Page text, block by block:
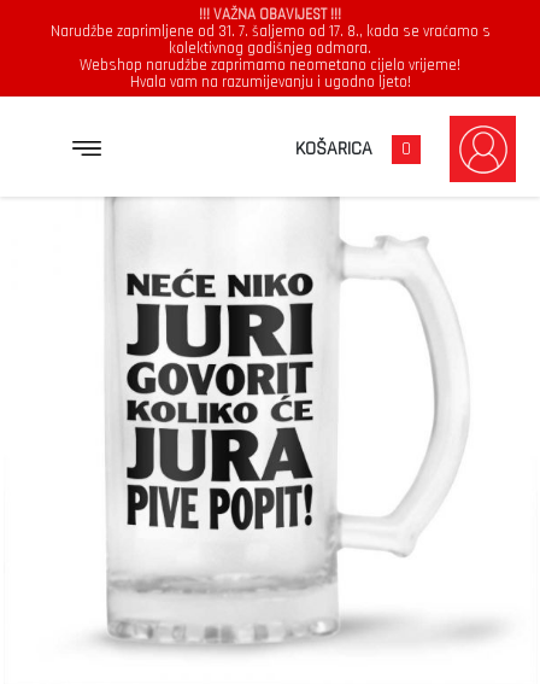
!!! VAŽNA OBAVIJEST !!!
Narudžbe zaprimljene od 31. 7. šaljemo od 17. 8., kada se vraćamo s
kolektivnog godišnjeg odmora.
Webshop narudžbe zaprimamo neometano cijelo vrijeme!
Hvala vam na razumijevanju i ugodno ljeto!
KOŠARICA 0
NEĆE NIKO JURI GOVORIT KOLIKO ĆE JURA PIVE POPIT